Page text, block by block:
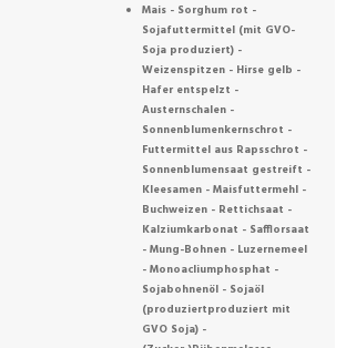
Mais - Sorghum rot -
Sojafuttermittel (mit GVO-
Soja produziert) -
Weizenspitzen - Hirse gelb -
Hafer entspelzt -
Austernschalen -
Sonnenblumenkernschrot -
Futtermittel aus Rapsschrot -
Sonnenblumensaat gestreift -
Kleesamen - Maisfuttermehl -
Buchweizen - Rettichsaat -
Kalziumkarbonat - Safflorsaat
- Mung-Bohnen - Luzernemeel
- Monoacliumphosphat -
Sojabohnenöl - Sojaöl
(produziertproduziert mit
GVO Soja) -